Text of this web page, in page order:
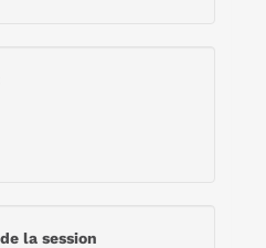
la session